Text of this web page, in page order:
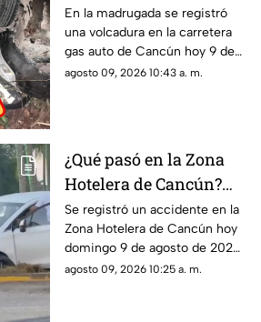
Cancún HOY; el
conductor se dio a la
fuga
En la madrugada se registró
una volcadura en la carretera
gas auto de Cancún hoy 9 de
agosto de 2026. El conductor
agosto 09, 2026 10:43 a. m.
¿Qué pasó en la Zona
Hotelera de Cancún?
Accidente sorprende a
varios; un auto terminó
en el camellón del km 5
Se registró un accidente en la
Zona Hotelera de Cancún hoy
domingo 9 de agosto de 2026.
Un auto terminó en el
agosto 09, 2026 10:25 a. m.